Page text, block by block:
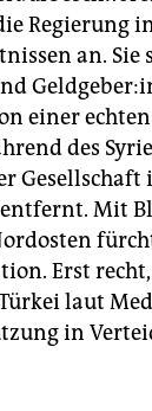
Regierung
an.
einer
des
Gesellschaft
Mit
Erst
laut
in